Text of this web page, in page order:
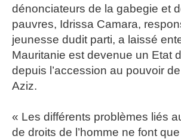
dénonciateurs de la gabegie et
pauvres, Idrissa Camara,
jeunesse dudit parti, a laissé
Mauritanie est devenue un Etat
depuis l’accession au pouvoir
Aziz.
« Les différents problèmes liés
de droits de l’homme ne font